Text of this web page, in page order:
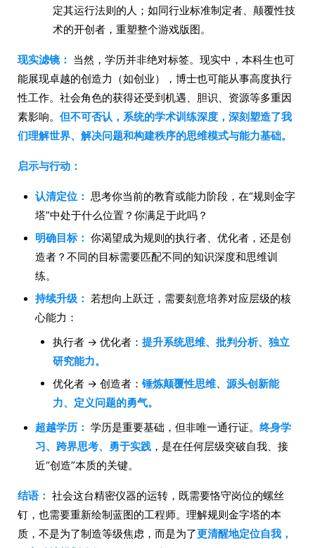
定其运行法则的人；如同行业标准制定者、颠覆性技
术的开创者，重塑整个游戏版图。
现实滤镜： 当然，学历并非绝对标签。现实中，本科生也可
能展现卓越的创造力（如创业），博士也可能从事高度执行
性工作。社会角色的获得还受到机遇、胆识、资源等多重因
素影响。 但不可否认，系统的学术训练深度，深刻塑造了我
们理解世界、解决问题和构建秩序的思维模式与能力基础。
启示与行动：
认清定位： 思考你当前的教育或能力阶段，在“规则金字
塔”中处于什么位置？你满足于此吗？
明确目标： 你渴望成为规则的执行者、优化者，还是创
造者？不同的目标需要匹配不同的知识深度和思维训
练。
持续升级： 若想向上跃迁，需要刻意培养对应层级的核
心能力：
执行者 → 优化者： 提升系统思维、批判分析、独立
研究能力。
优化者 → 创造者： 锤炼颠覆性思维、源头创新能
力、定义问题的勇气。
超越学历： 学历是重要基础，但非唯一通行证。 终身学
习、跨界思考、勇于实践 ，是在任何层级突破自我、接
近“创造”本质的关键。
结语： 社会这台精密仪器的运转，既需要恪守岗位的螺丝
钉，也需要重新绘制蓝图的工程师。理解规则金字塔的本
质，不是为了制造等级焦虑，而是为了更清醒地定位自我，